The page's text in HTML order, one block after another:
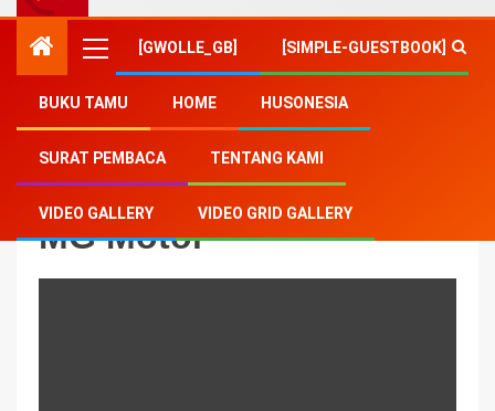
[GWOLLE_GB] [SIMPLE-GUESTBOOK]
BUKU TAMU HOME HUSONESIA
SURAT PEMBACA TENTANG KAMI
VIDEO GALLERY VIDEO GRID GALLERY
Home-MG Motor
MG Motor